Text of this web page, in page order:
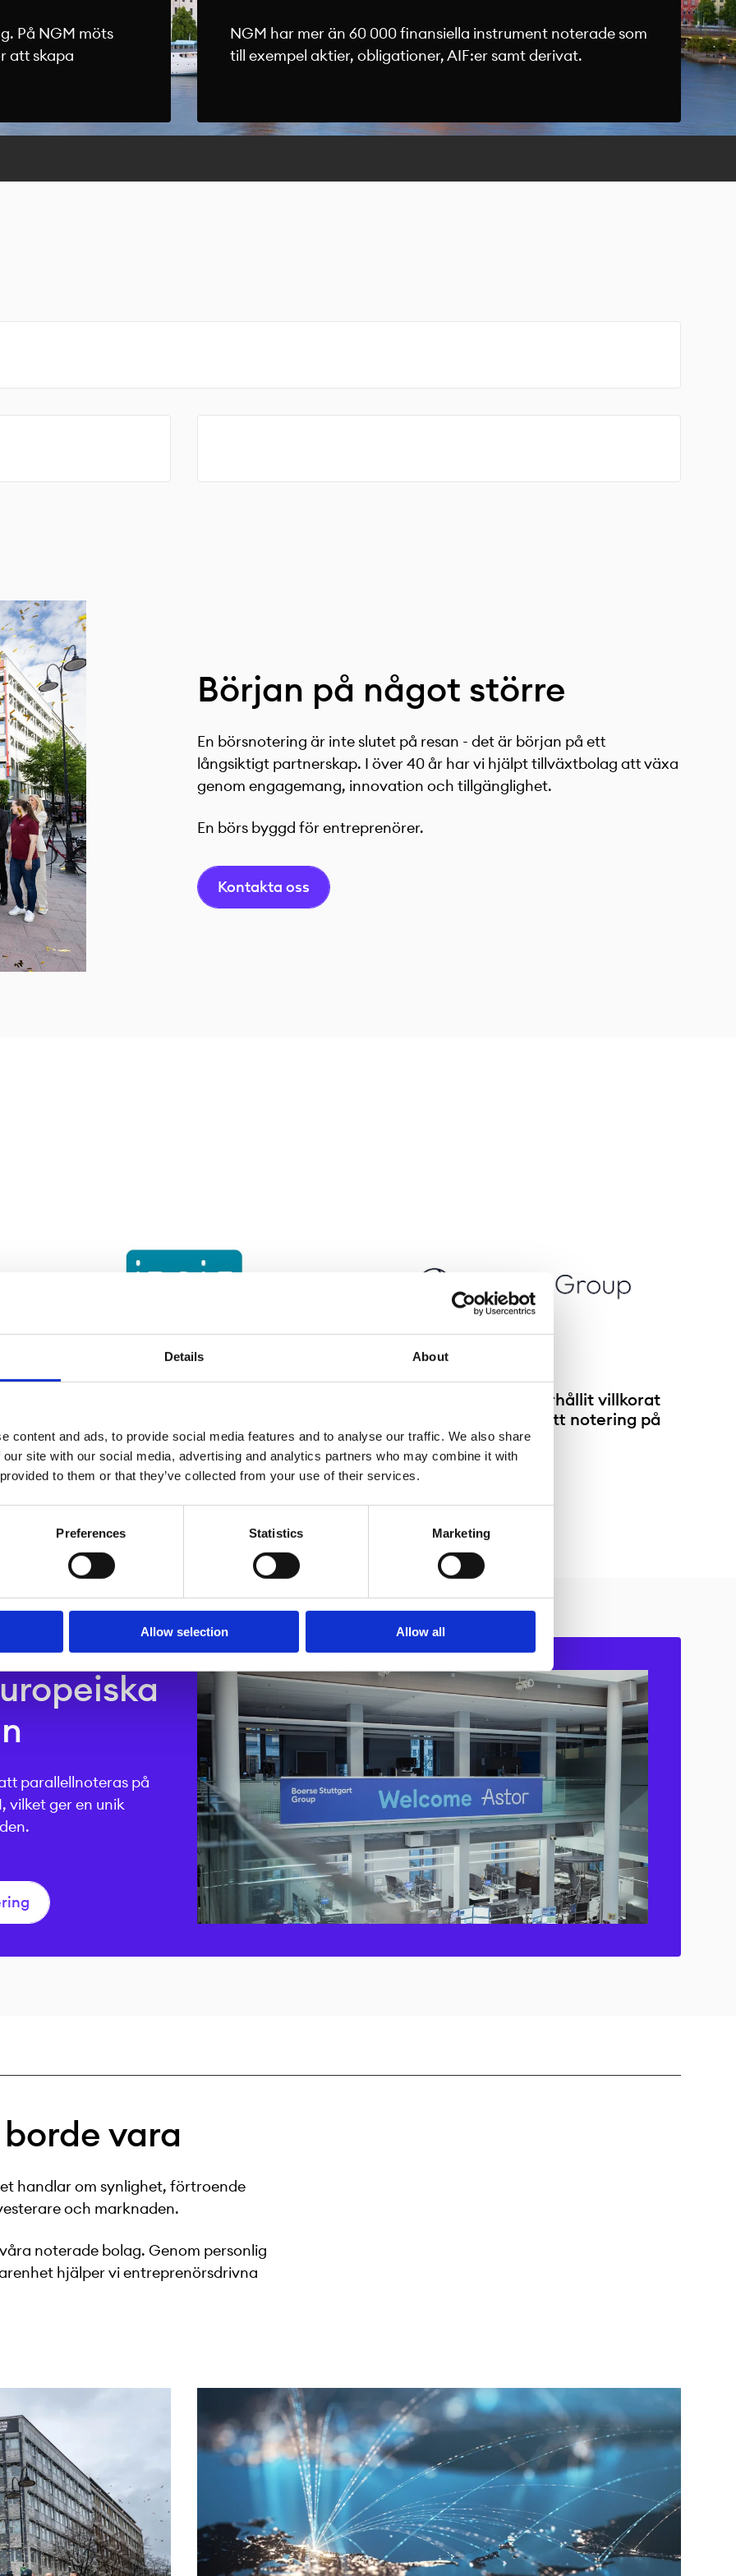
Details About
content and ads, to provide social media features and to analyse our traffic. We also share
site with our social media, advertising and analytics partners who may combine it with
to them or that they’ve collected from your use of their services.
Preferences Statistics Marketing
Allow selection Allow all
På NGM möts
att skapa
NGM har mer än 60 000 finansiella instrument noterade som
till exempel aktier, obligationer, AIF:er samt derivat.
Början på något större
En börsnotering är inte slutet på resan - det är början på ett
långsiktigt partnerskap. I över 40 år har vi hjälpt tillväxtbolag att växa
genom engagemang, innovation och tillgänglighet.
En börs byggd för entreprenörer.
Kontakta oss
preferensaktier på NGM
Synexo Group AB har erhållit villkorat
godkännande för fortsatt notering på
NGM
parallellnoteras på
vilket ger en unik
vara
handlar om synlighet, förtroende
och marknaden.
noterade bolag. Genom personlig
hjälper vi entreprenörsdrivna